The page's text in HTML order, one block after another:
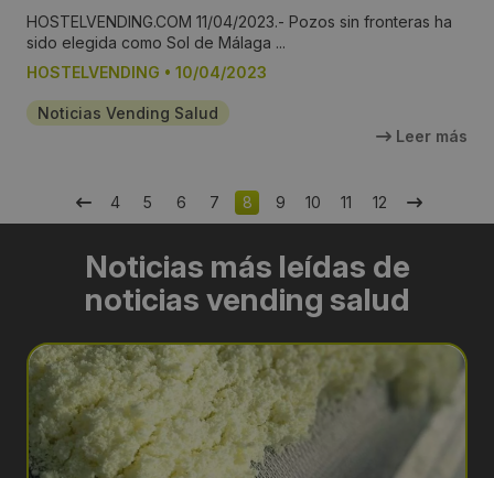
HOSTELVENDING.COM 11/04/2023.- Pozos sin fronteras ha
sido elegida como Sol de Málaga ...
HOSTELVENDING • 10/04/2023
Noticias Vending Salud
Leer más
4 5 6 7 8 9 10 11 12
Noticias más leídas de
noticias vending salud